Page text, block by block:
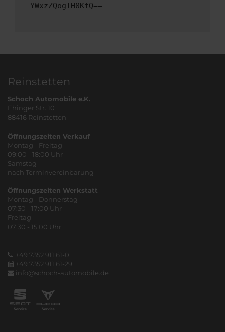
YWxzZQogIH0KfQ==
Reinstetten
Schoch Automobile e.K.
Ehinger Str. 10
88416 Reinstetten
Öffnungszeiten Verkauf
Montag - Freitag
09:00 - 18:00 Uhr
Samstag
nach Terminvereinbarung
Öffnungszeiten Werkstatt
Montag - Donnerstag
07:30 - 17:00 Uhr
Freitag
07:30 - 15:00 Uhr
+49 7352 911 61-0
+49 7352 911 61-29
info@schoch-automobile.de